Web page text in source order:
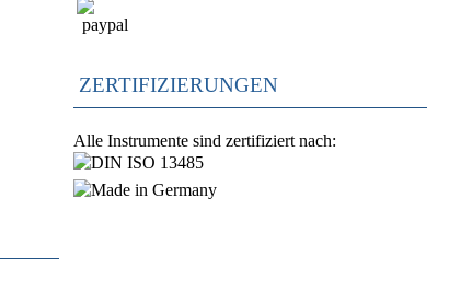
ZERTIFIZIERUNGEN
Alle Instrumente sind zertifiziert nach: